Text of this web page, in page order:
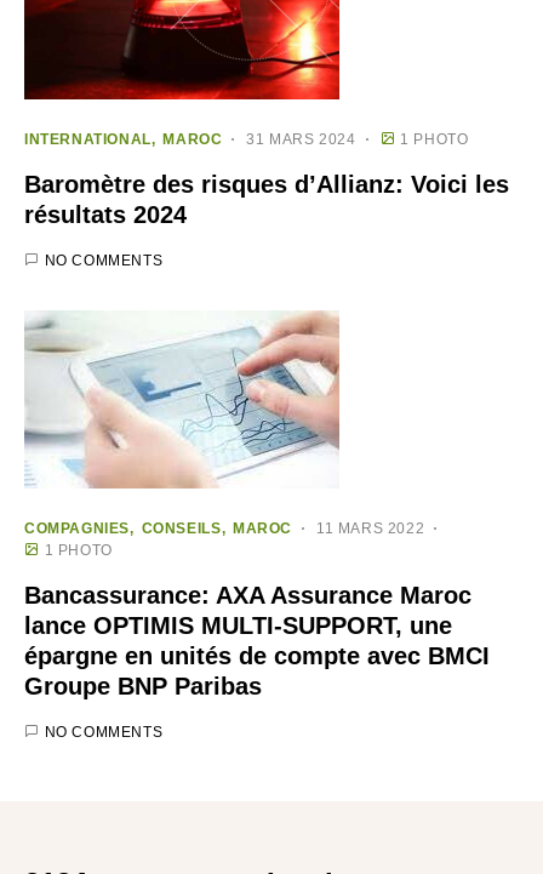
INTERNATIONAL MAROC 31 MARS 2024 1 PHOTO
Baromètre des risques d’Allianz: Voici les
résultats 2024
NO COMMENTS
COMPAGNIES CONSEILS MAROC
11 MARS 2022
1 PHOTO
Bancassurance: AXA Assurance Maroc
lance OPTIMIS MULTI-SUPPORT, une
épargne en unités de compte avec BMCI
Groupe BNP Paribas
NO COMMENTS